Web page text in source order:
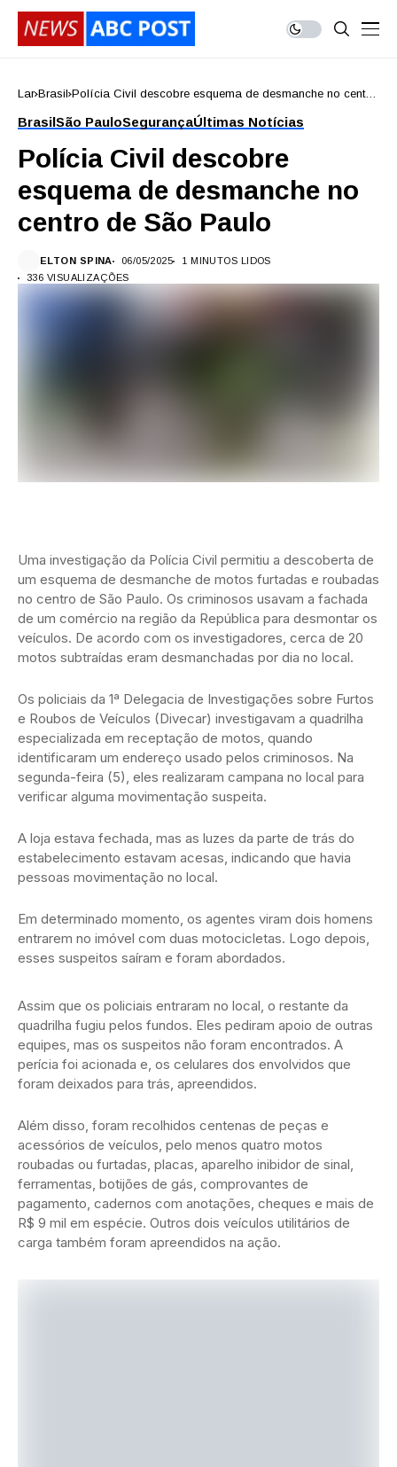
Lar Brasil Polícia Civil descobre esquema de desmanche no centro
BrasilSão PauloSegurançaÚltimas Notícias
Polícia Civil descobre
esquema de desmanche no
centro de São Paulo
ELTON SPINA 06/05/2025
1 MINUTOS LIDOS
336 VISUALIZAÇÕES
Uma investigação da Polícia Civil permitiu a descoberta de
um esquema de desmanche de motos furtadas e roubadas
no centro de São Paulo. Os criminosos usavam a fachada
de um comércio na região da República para desmontar os
veículos. De acordo com os investigadores, cerca de 20
motos subtraídas eram desmanchadas por dia no local.
Os policiais da 1ª Delegacia de Investigações sobre Furtos
e Roubos de Veículos (Divecar) investigavam a quadrilha
especializada em receptação de motos, quando
identificaram um endereço usado pelos criminosos. Na
segunda-feira (5), eles realizaram campana no local para
verificar alguma movimentação suspeita.
A loja estava fechada, mas as luzes da parte de trás do
estabelecimento estavam acesas, indicando que havia
pessoas movimentação no local.
Em determinado momento, os agentes viram dois homens
entrarem no imóvel com duas motocicletas. Logo depois,
esses suspeitos saíram e foram abordados.
Assim que os policiais entraram no local, o restante da
quadrilha fugiu pelos fundos. Eles pediram apoio de outras
equipes, mas os suspeitos não foram encontrados. A
perícia foi acionada e, os celulares dos envolvidos que
foram deixados para trás, apreendidos.
Além disso, foram recolhidos centenas de peças e
acessórios de veículos, pelo menos quatro motos
roubadas ou furtadas, placas, aparelho inibidor de sinal,
ferramentas, botijões de gás, comprovantes de
pagamento, cadernos com anotações, cheques e mais de
R$ 9 mil em espécie. Outros dois veículos utilitários de
carga também foram apreendidos na ação.